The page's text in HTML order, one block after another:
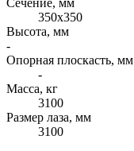
Cечение, мм
350х350
Высота, мм
-
Опорная плоскасть, мм
-
Масса, кг
3100
Размер лаза, мм
3100